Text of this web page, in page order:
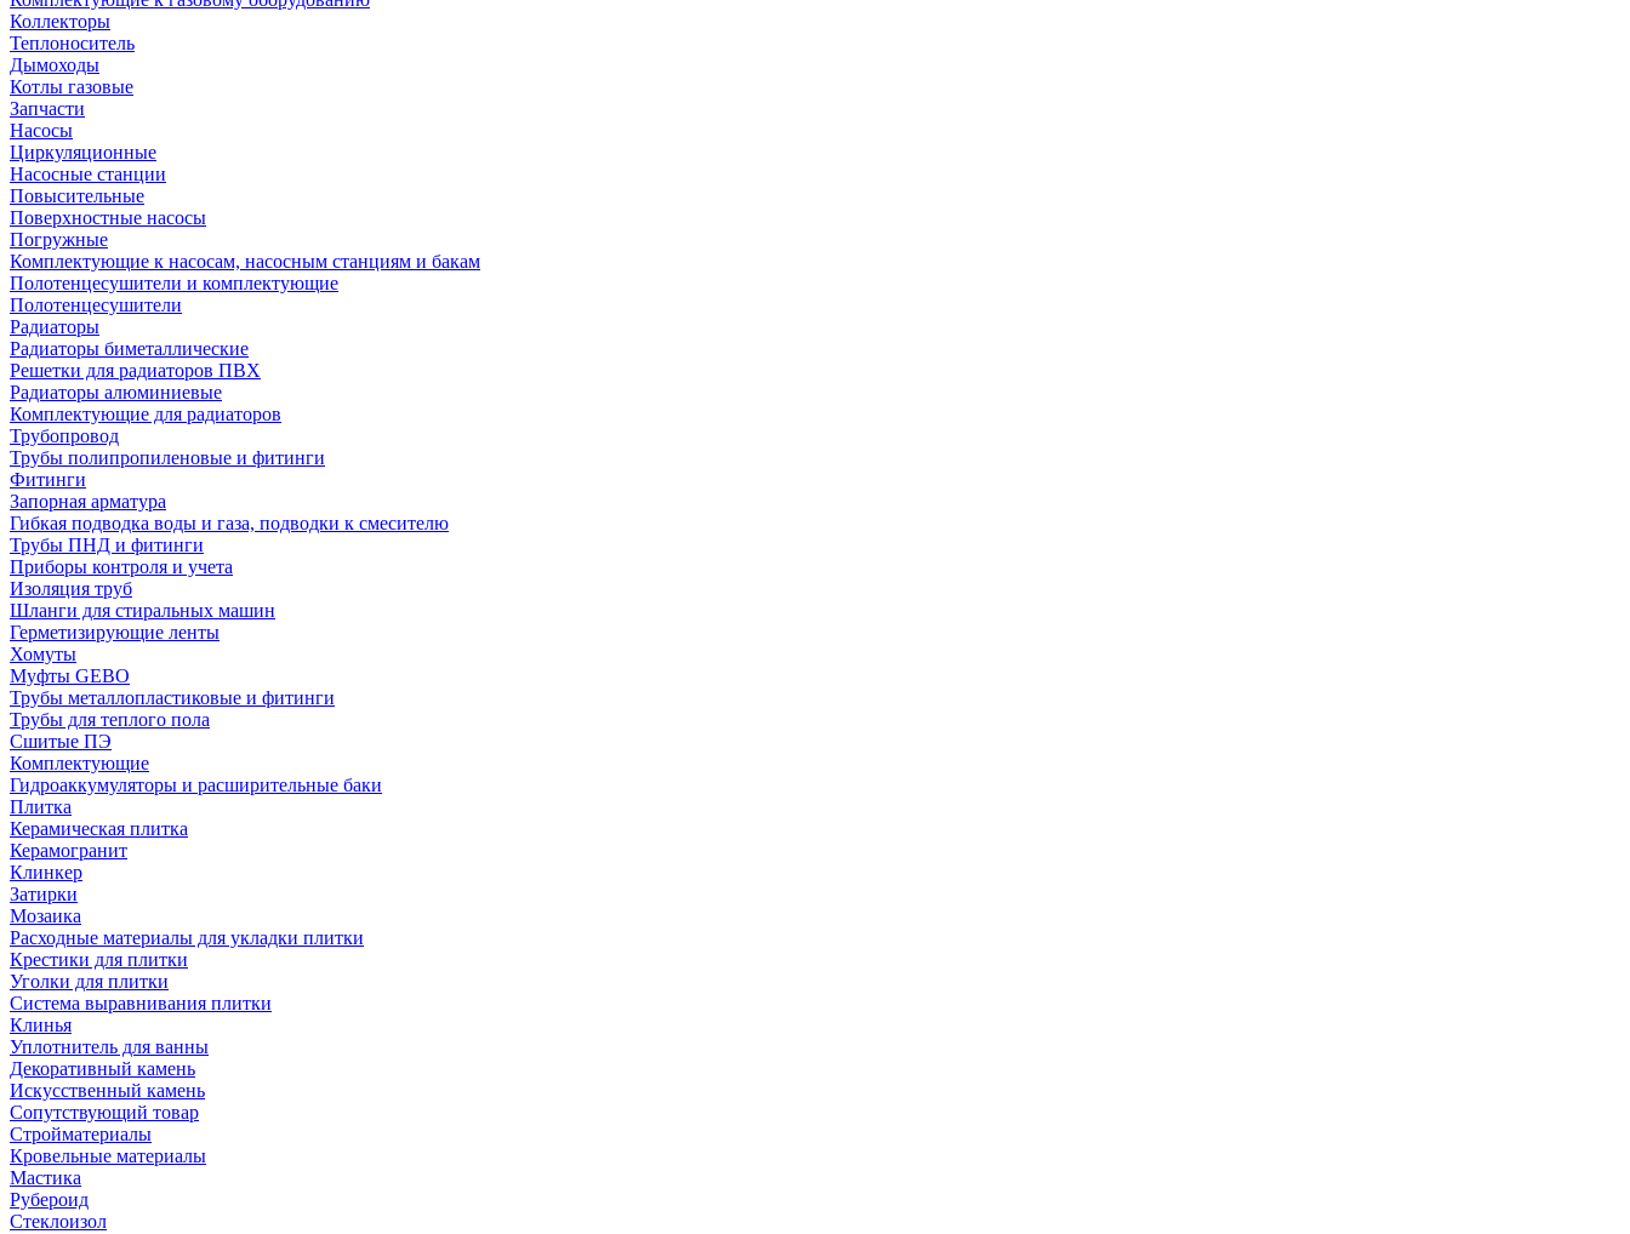
Коллекторы
Теплоноситель
Дымоходы
Котлы газовые
Запчасти
Насосы
Циркуляционные
Насосные станции
Повысительные
Поверхностные насосы
Погружные
Комплектующие к насосам, насосным станциям и бакам
Полотенцесушители и комплектующие
Полотенцесушители
Радиаторы
Радиаторы биметаллические
Решетки для радиаторов ПВХ
Радиаторы алюминиевые
Комплектующие для радиаторов
Трубопровод
Трубы полипропиленовые и фитинги
Фитинги
Запорная арматура
Гибкая подводка воды и газа, подводки к смесителю
Трубы ПНД и фитинги
Приборы контроля и учета
Изоляция труб
Шланги для стиральных машин
Герметизирующие ленты
Хомуты
Муфты GEBO
Трубы металлопластиковые и фитинги
Трубы для теплого пола
Сшитые ПЭ
Комплектующие
Гидроаккумуляторы и расширительные баки
Плитка
Керамическая плитка
Керамогранит
Клинкер
Затирки
Мозаика
Расходные материалы для укладки плитки
Крестики для плитки
Уголки для плитки
Система выравнивания плитки
Клинья
Уплотнитель для ванны
Декоративный камень
Искусственный камень
Сопутствующий товар
Стройматериалы
Кровельные материалы
Мастика
Рубероид
Стеклоизол